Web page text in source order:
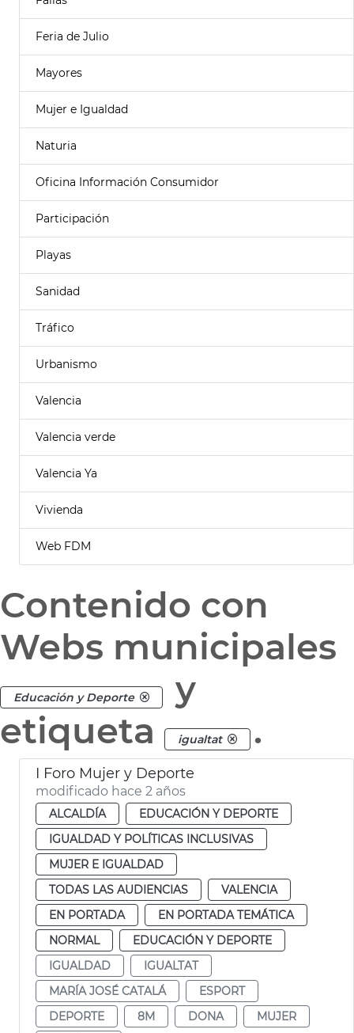
Feria de Julio
Mayores
Mujer e Igualdad
Naturia
Oficina Información Consumidor
Participación
Playas
Sanidad
Tráfico
Urbanismo
Valencia
Valencia verde
Valencia Ya
Vivienda
Web FDM
Contenido con
Webs municipales
Educación y Deporte
y
etiqueta
igualtat .
I Foro Mujer y Deporte
modificado hace 2 años
ALCALDÍA
EDUCACIÓN Y DEPORTE
IGUALDAD Y POLÍTICAS INCLUSIVAS
MUJER E IGUALDAD
TODAS LAS AUDIENCIAS
VALENCIA
EN PORTADA
EN PORTADA TEMÁTICA
NORMAL
EDUCACIÓN Y DEPORTE
IGUALDAD
IGUALTAT
MARÍA JOSÉ CATALÁ
ESPORT
DEPORTE
8M DONA
MUJER